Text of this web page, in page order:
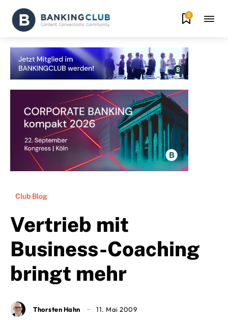
0
Club Blog
Vertrieb mit
Business-Coaching
bringt mehr
Thorsten Hahn 11. Mai 2009